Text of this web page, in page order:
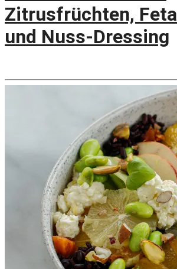
Zitrusfrüchten, Feta
und Nuss-Dressing